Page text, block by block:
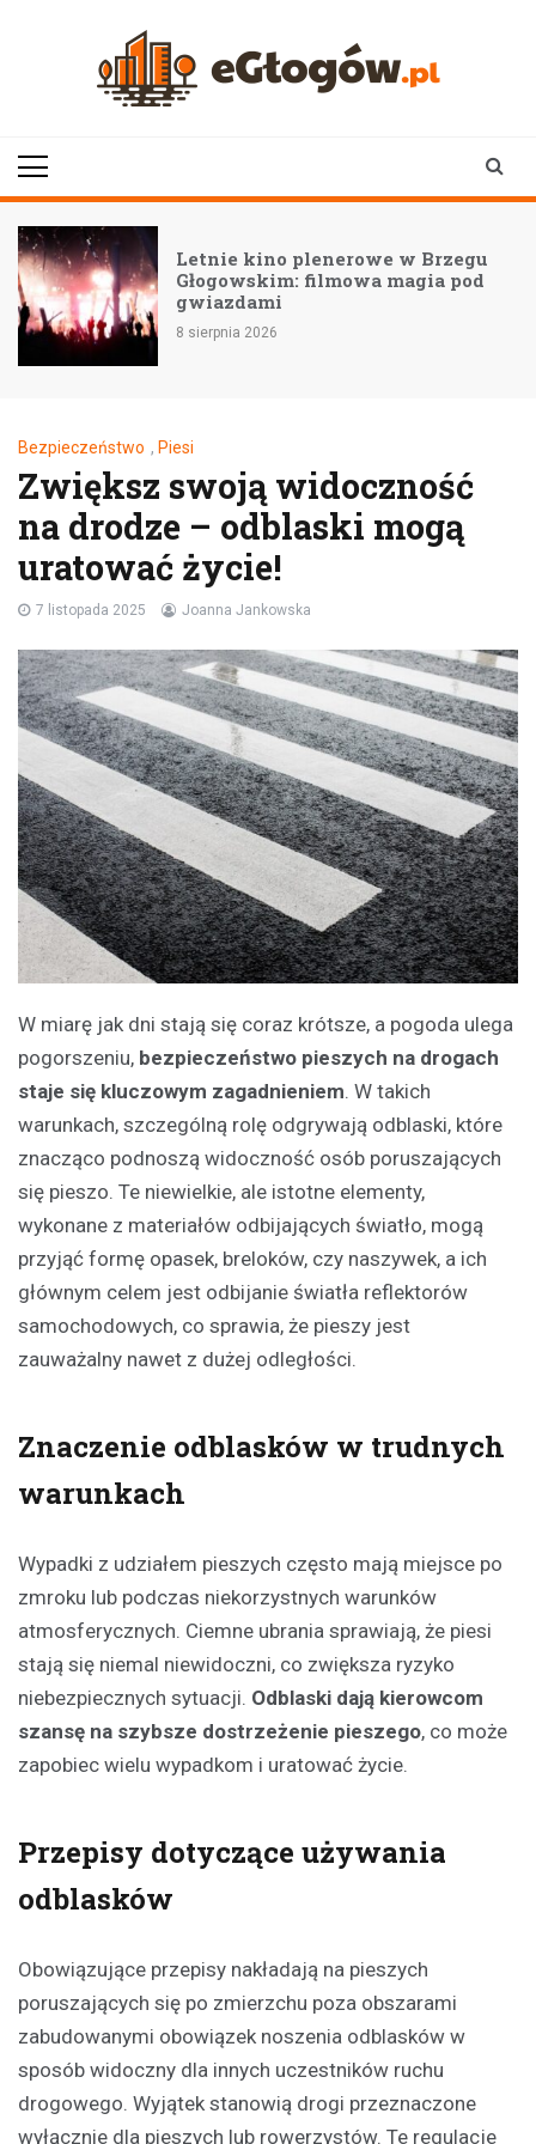
Letnie kino plenerowe w Brzegu
Głogowskim: filmowa magia pod
gwiazdami
8 sierpnia 2026
Bezpieczeństwo , Piesi
Zwiększ swoją widoczność
na drodze – odblaski mogą
uratować życie!
7 listopada 2025 Joanna Jankowska
W miarę jak dni stają się coraz krótsze, a pogoda ulega
pogorszeniu, bezpieczeństwo pieszych na drogach
staje się kluczowym zagadnieniem. W takich
warunkach, szczególną rolę odgrywają odblaski, które
znacząco podnoszą widoczność osób poruszających
się pieszo. Te niewielkie, ale istotne elementy,
wykonane z materiałów odbijających światło, mogą
przyjąć formę opasek, breloków, czy naszywek, a ich
głównym celem jest odbijanie światła reflektorów
samochodowych, co sprawia, że pieszy jest
zauważalny nawet z dużej odległości.
Znaczenie odblasków w trudnych
warunkach
Wypadki z udziałem pieszych często mają miejsce po
zmroku lub podczas niekorzystnych warunków
atmosferycznych. Ciemne ubrania sprawiają, że piesi
stają się niemal niewidoczni, co zwiększa ryzyko
niebezpiecznych sytuacji. Odblaski dają kierowcom
szansę na szybsze dostrzeżenie pieszego, co może
zapobiec wielu wypadkom i uratować życie.
Przepisy dotyczące używania
odblasków
Obowiązujące przepisy nakładają na pieszych
poruszających się po zmierzchu poza obszarami
zabudowanymi obowiązek noszenia odblasków w
sposób widoczny dla innych uczestników ruchu
drogowego. Wyjątek stanowią drogi przeznaczone
wyłącznie dla pieszych lub rowerzystów. Te regulacje